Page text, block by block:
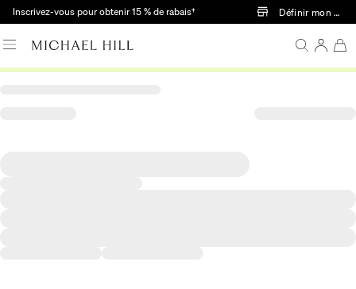
Passer au contenu principal
Inscrivez-vous pour obtenir 15 % de rabais† Définir mon